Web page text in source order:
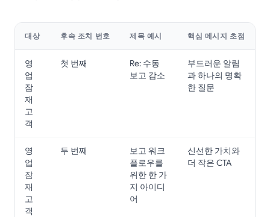
대상 후속 조치 번호 제목 예시 핵심 메시지 초점
영
업
잠
재
고
객
첫 번째
Re: 수동
보고 감소
부드러운 알림
과 하나의 명확
한 질문
영
업
잠
재
고
객
두 번째
보고 워크
플로우를
위한 한 가
지 아이디
어
신선한 가치와
더 작은 CTA